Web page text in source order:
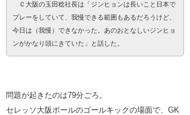
Ｃ大阪の玉田稔社長は「ジンヒョンは長いこと日本で
プレーをしていて、我慢できる範囲もあるだろうけど、
今日は（我慢）できなかった。あのおとなしいジンヒョ
ンがかなり頭にきていた」と話した。
問題が起きたのは79分ごろ。
セレッソ大阪ボールのゴールキックの場面で、GK